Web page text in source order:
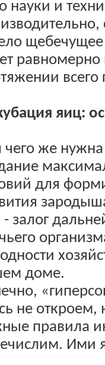
науки и
равномерно
всего
яиц:
чего же
для
- залог
доме.
не откроем,
правила
Ими